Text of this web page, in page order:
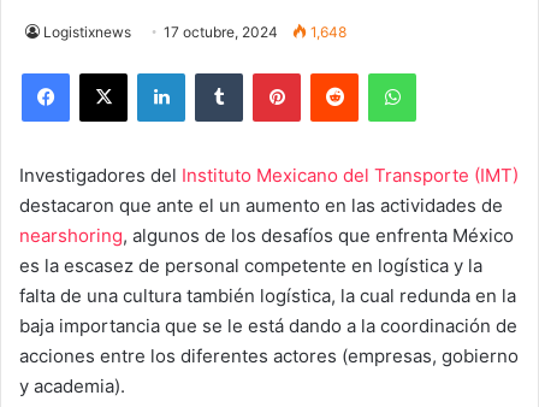
Logistixnews 17 octubre, 2024 1,648
Investigadores del Instituto Mexicano del Transporte (IMT)
destacaron que ante el un aumento en las actividades de
nearshoring, algunos de los desafíos que enfrenta México
es la escasez de personal competente en logística y la
falta de una cultura también logística, la cual redunda en la
baja importancia que se le está dando a la coordinación de
acciones entre los diferentes actores (empresas, gobierno
y academia).